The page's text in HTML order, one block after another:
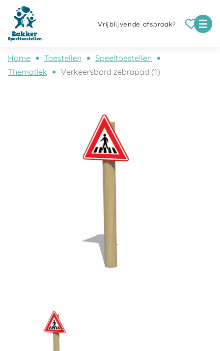
Vrijblijvende afspraak?
Home Toestellen
Speeltoestellen
Thematiek
Verkeersbord zebrapad (1)